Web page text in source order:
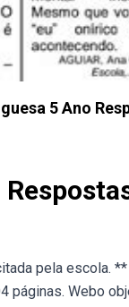
5 Ano
pela escola.
Webo